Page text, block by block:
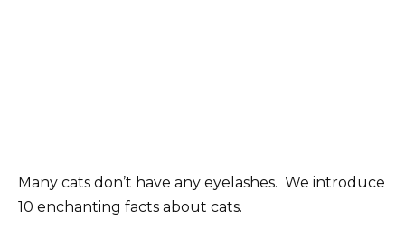
Many cats don’t have any eyelashes. We introduce
10 enchanting facts about cats.